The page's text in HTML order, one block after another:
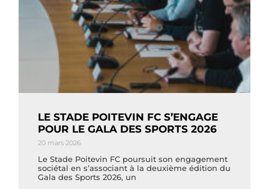
LE STADE POITEVIN FC S’ENGAGE
POUR LE GALA DES SPORTS 2026
20 mars 2026
Le Stade Poitevin FC poursuit son engagement
sociétal en s’associant à la deuxième édition du
Gala des Sports 2026, un